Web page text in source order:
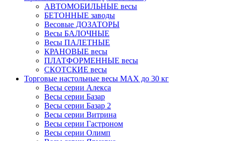
АВТОМОБИЛЬНЫЕ весы
БЕТОННЫЕ заводы
Весовые ДОЗАТОРЫ
Весы БАЛОЧНЫЕ
Весы ПАЛЕТНЫЕ
КРАНОВЫЕ весы
ПЛАТФОРМЕННЫЕ весы
СКОТСКИЕ весы
Торговые настольные весы MAX до 30 кг
Весы серии Алекса
Весы серии Базар
Весы серии Базар 2
Весы серии Витрина
Весы серии Гастроном
Весы серии Олимп